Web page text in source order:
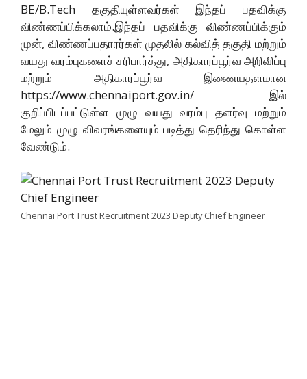
BE/B.Tech தகுதியுள்ளவர்கள் இந்தப் பதவிக்கு
விண்ணப்பிக்கலாம்.இந்தப் பதவிக்கு விண்ணப்பிக்கும்
முன், விண்ணப்பதாரர்கள் முதலில் கல்வித் தகுதி மற்றும்
வயது வரம்புகளைச் சரிபார்த்து, அதிகாரப்பூர்வ அறிவிப்பு
மற்றும் அதிகாரப்பூர்வ இணையதளமான
https://www.chennaiport.gov.in/ இல்
குறிப்பிடப்பட்டுள்ள முழு வயது வரம்பு தளர்வு மற்றும்
மேலும் முழு விவரங்களையும் படித்து தெரிந்து கொள்ள
வேண்டும்.
Chennai Port Trust Recruitment 2023 Deputy Chief Engineer